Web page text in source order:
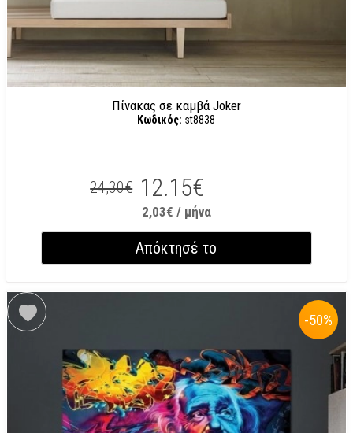
Πίνακας σε καμβά Joker
Κωδικός: st8838
24,30€ 12.15€
2,03€ / μήνα
Απόκτησέ το
-50%